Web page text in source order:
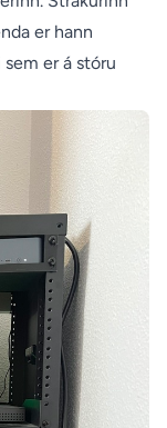
er hann
er á stóru